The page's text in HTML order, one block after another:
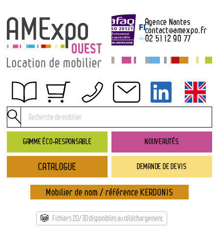
GAMME ÉCO-RESPONSABLE NOUVEAUTÉS
DEMANDE DE DEVIS
Agence Nantes
contact@amexpo.fr
02 51 12 90 77
Obtenir un devis
Conditions générales de location
Conditions de règlement
Contact
Catalogue
→ Nouveautés
→ Gamme éco-responsable
→ Rubriques
→ Types de mobilier
CATALOGUE
Mobilier de nom / référence KERDONIS
Fichiers 2D/3D disponibles au téléchargement